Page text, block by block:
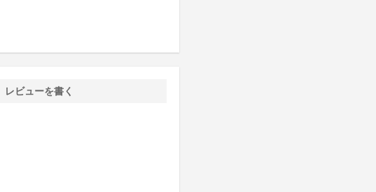
レビューを書く